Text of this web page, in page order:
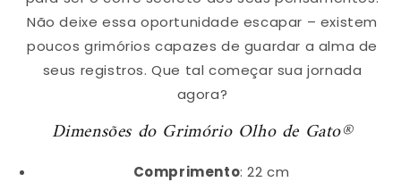
Não deixe essa oportunidade escapar – existem
poucos grimórios capazes de guardar a alma de
seus registros. Que tal começar sua jornada
agora?
Dimensões do Grimório Olho de Gato®
Comprimento: 22 cm